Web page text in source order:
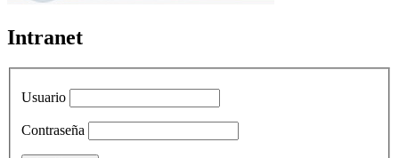
Intranet
Usuario
Contraseña